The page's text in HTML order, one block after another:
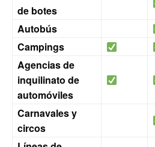
de botes
Autobús
Campings
Agencias de
inquilinato de
automóviles
Carnavales y
circos